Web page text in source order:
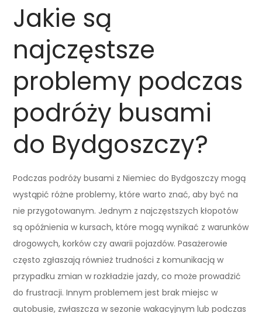
Jakie są
najczęstsze
problemy podczas
podróży busami
do Bydgoszczy?
Podczas podróży busami z Niemiec do Bydgoszczy mogą
wystąpić różne problemy, które warto znać, aby być na
nie przygotowanym. Jednym z najczęstszych kłopotów
są opóźnienia w kursach, które mogą wynikać z warunków
drogowych, korków czy awarii pojazdów. Pasażerowie
często zgłaszają również trudności z komunikacją w
przypadku zmian w rozkładzie jazdy, co może prowadzić
do frustracji. Innym problemem jest brak miejsc w
autobusie, zwłaszcza w sezonie wakacyjnym lub podczas